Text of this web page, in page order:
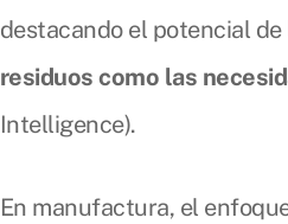
destacando el potencial
residuos como las
Intelligence).
En manufactura, el